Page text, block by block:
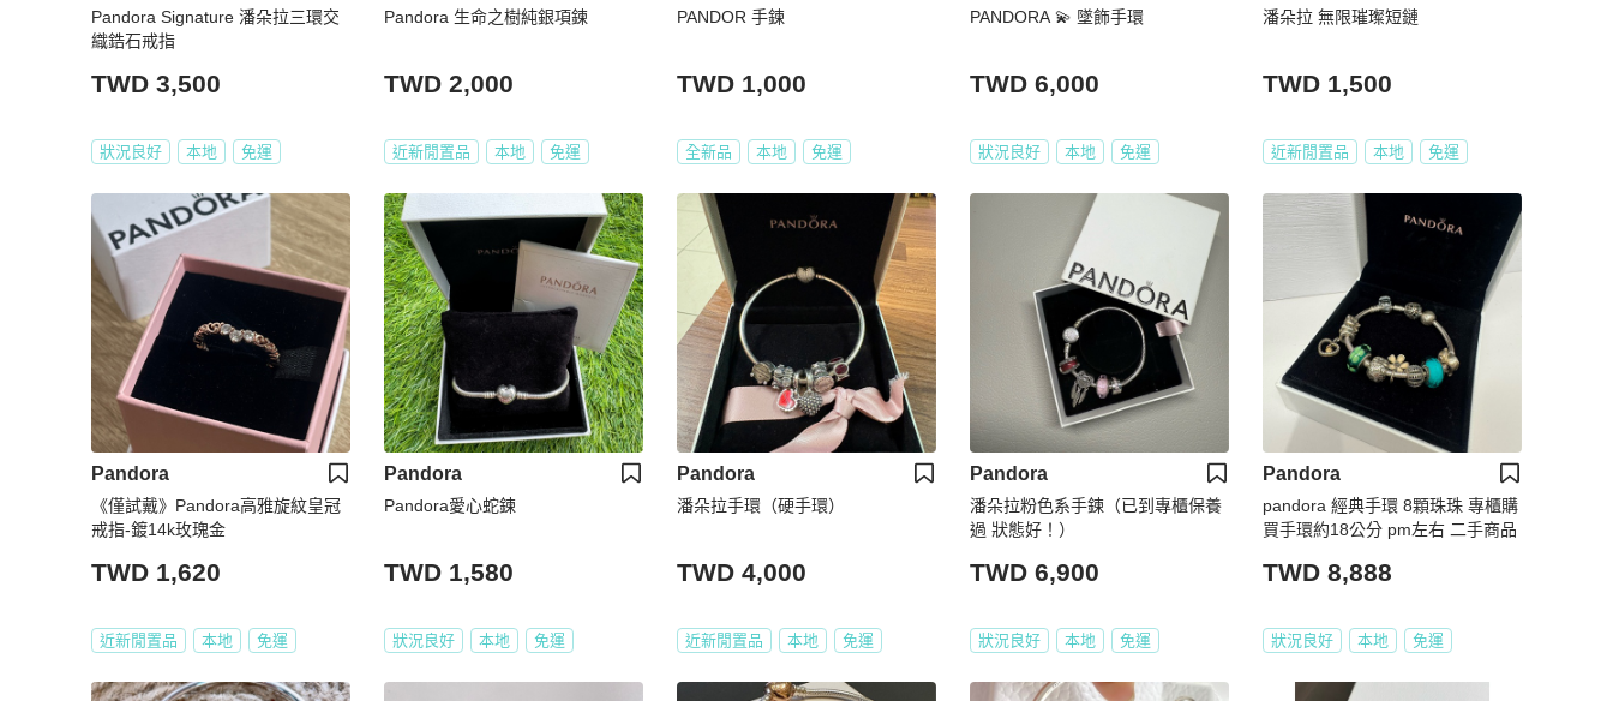
Pandora Signature 潘朵拉三環交
織鋯石戒指
TWD 3,500
狀況良好 本地 免運
Pandora 生命之樹純銀項鍊
TWD 2,000
近新閒置品 本地 免運
PANDOR 手鍊
TWD 1,000
全新品 本地 免運
PANDORA 💫 墜飾手環
TWD 6,000
狀況良好 本地 免運
潘朵拉 無限璀璨短鏈
TWD 1,500
近新閒置品 本地 免運
Pandora
《僅試戴》Pandora高雅旋紋皇冠
戒指-鍍14k玫瑰金
TWD 1,620
近新閒置品 本地 免運
Pandora
Pandora愛心蛇鍊
TWD 1,580
狀況良好 本地 免運
Pandora
潘朵拉手環（硬手環）
TWD 4,000
近新閒置品 本地 免運
Pandora
潘朵拉粉色系手鍊（已到專櫃保養
過 狀態好！）
TWD 6,900
狀況良好 本地 免運
Pandora
pandora 經典手環 8顆珠珠 專櫃購
買手環約18公分 pm左右 二手商品
TWD 8,888
狀況良好 本地 免運